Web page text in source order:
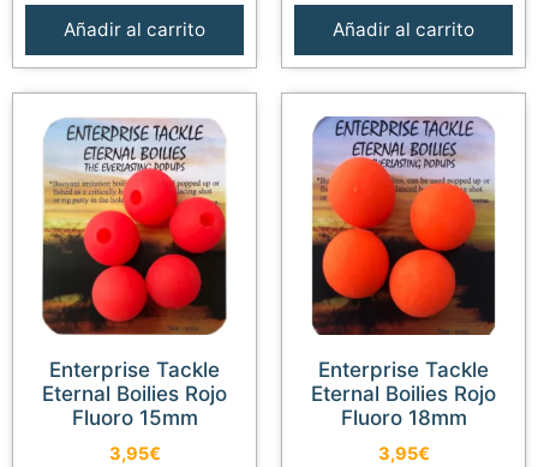
Añadir al carrito Añadir al carrito
Enterprise Tackle
Eternal Boilies Rojo
Fluoro 15mm
3,95€
Enterprise Tackle
Eternal Boilies Rojo
Fluoro 18mm
3,95€